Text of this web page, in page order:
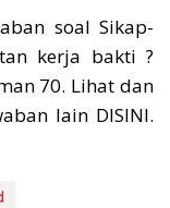
soal Sikap-
kerja bakti ?
70. Lihat dan
lain DISINI.